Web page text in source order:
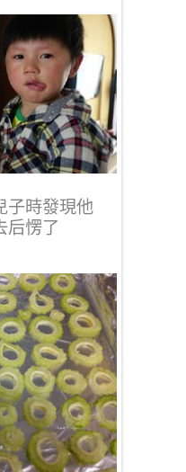
子時發現他
后愣了